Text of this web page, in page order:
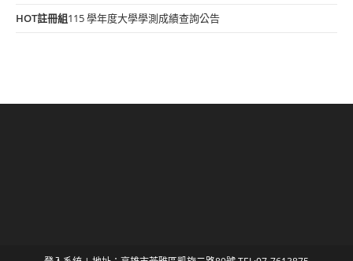
HOT註冊組115 學年度大學學測成績查詢公告